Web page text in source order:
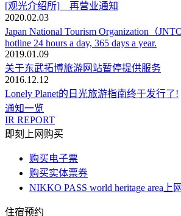
[观光介绍所] 再营业通知
2020.02.03
Japan National Tourism Organization（
hotline 24 hours a day, 365 days a year.
2019.01.09
关于东武拓博旅游网站暂停提供服务
2016.12.12
Lonely Planet的日光旅游指南终于发行了!
通知一览
IR REPORT
即刻上网购买
购买电子票
购买实体票券
NIKKO PASS world heritage area上
住宿预约